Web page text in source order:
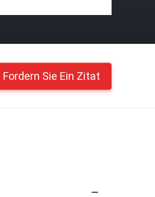
Fordern Sie Ein Zitat